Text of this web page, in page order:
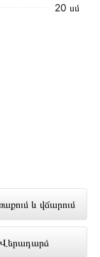
20 սմ
և վճարում
Վերադարձ
000 դրամ